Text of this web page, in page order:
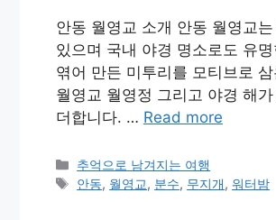
안동 월영교 소개 안동 월영교
있으며 국내 야경 명소로도 유
엮어 만든 미투리를 모티브로
월영교 월영정 그리고 야경 해
더합니다. … Read more
Categories
추억으로 남겨지는 여행
Tags
안동, 월영교, 분수, 무지개,워터밤